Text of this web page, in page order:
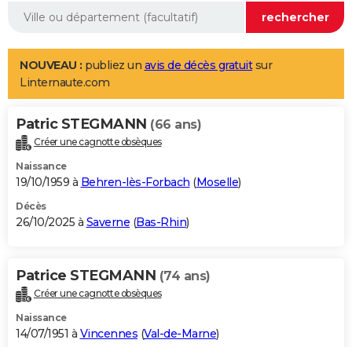
Aménagement intérieur
LIFESTYLE
Art de vivre
Bien-être
Loisirs
Mode
Modes de vie
Alimentation
Guide de la santé
Maladies
Médicaments
Sommeil
VOYAGE
Destinations
City break
Voyage nature
Voyage de noces
Forum
Climat
+PHOTO
GUIDES D'ACHAT
BONS PLANS
Carte de Noël
Carte Bonne année
Carte Saint-Valentin
Carte Pâques
Carte d'anniversaire
DICTIONNAIRE
Dictionnaire
Biographies
Citations
Expressions
Proverbes
PROGRAMME TV
NOUVEAU : publiez un avis de décès gratuitsur
Linternaute.com
Patric STEGMANN (66 ans)
Créer une cagnotte obsèques
Naissance
19/10/1959 à Behren-lès-Forbach (Moselle)
Décès
26/10/2025 à Saverne (Bas-Rhin)
Patrice STEGMANN (74 ans)
Créer une cagnotte obsèques
Naissance
14/07/1951 à Vincennes (Val-de-Marne)